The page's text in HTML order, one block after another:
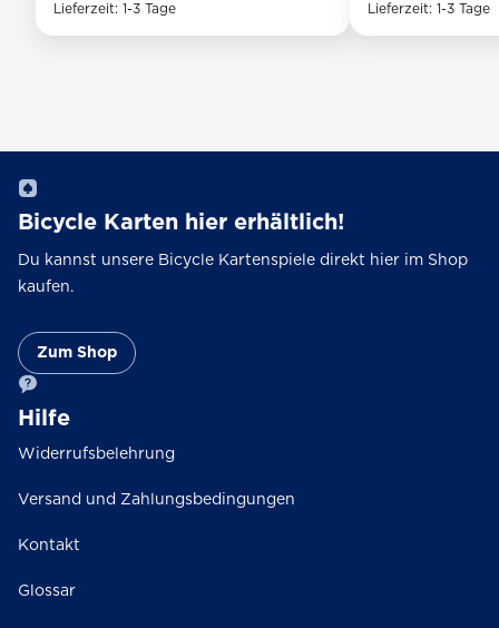
Lieferzeit: 1-3 Tage
Dieses
Die
Optionen
auf
der
gewählt
werden
Lieferzeit: 1-3 Tage
Dieses
auf
Bicycle Karten hier erhältlich!
Du kannst unsere Bicycle Kartenspiele direkt hier im Shop
kaufen.
Zum Shop
Hilfe
Widerrufsbelehrung
Versand und Zahlungsbedingungen
Kontakt
Glossar